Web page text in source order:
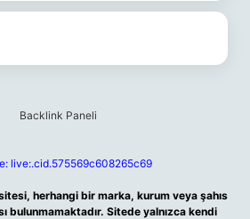
live:.cid.575569c608265c69
herhangi bir marka, kurum veya şahıs
bulunmamaktadır. Sitede yalnızca kendi